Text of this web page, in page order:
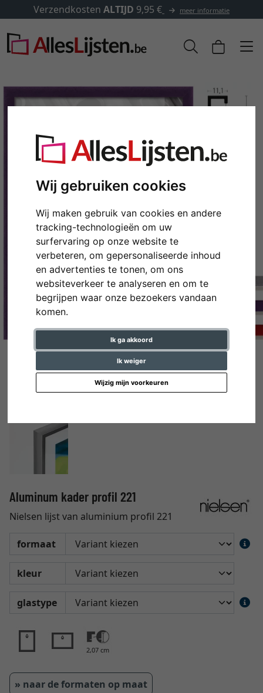
Wij gebruiken cookies
Wij maken gebruik van cookies en andere
tracking-technologieën om uw
surfervaring op onze website te
verbeteren, om gepersonaliseerde inhoud
en advertenties te tonen, om ons
websiteverkeer te analyseren en om te
begrijpen waar onze bezoekers vandaan
komen.
Ik ga akkoord
Ik weiger
Wijzig mijn voorkeuren
✓500.000 artikelen om uit te kiezen
Terug
Aluminum kader profil 221
Nielsen lijst van aluminium profil 221
formaat
kleur
glastype
2,07 cm
» naar de formaten op maat